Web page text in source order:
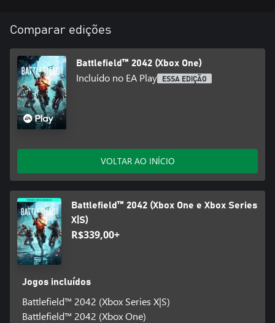
Comparar edições
Battlefield™ 2042 (Xbox One)
Incluído no EA Play ESSA EDIÇÃO
VOLTAR AO INÍCIO
Battlefield™ 2042 (Xbox One e Xbox Series
X|S)
R$339,00+
Jogos incluídos
Battlefield™ 2042 (Xbox Series X|S)
Battlefield™ 2042 (Xbox One)